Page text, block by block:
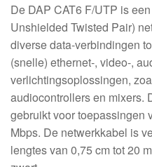
De DAP CAT6 F/UTP is
Unshielded Twisted Pair)
diverse data-verbindingen
(snelle) ethernet-, video-,
verlichtingsoplossingen,
audiocontrollers en mixers.
gebruikt voor toepassingen
Mbps. De netwerkkabel is
lengtes van 0,75 cm tot 20